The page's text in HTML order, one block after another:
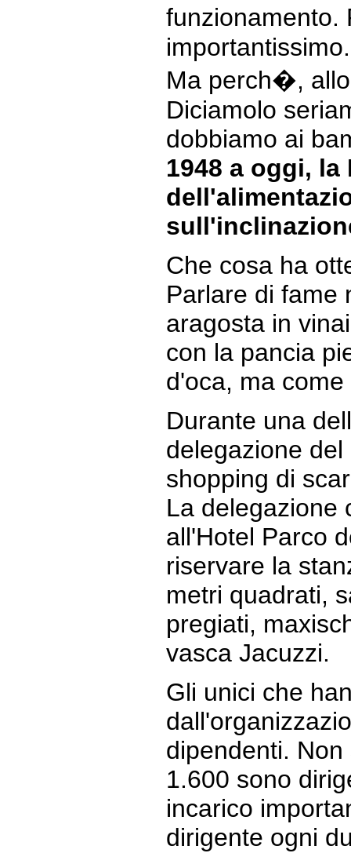
importantissimo.
Ma perch�,
Diciamolo
dobbiamo ai
1948 a oggi,
Che cosa ha
Parlare di fame
aragosta in
con la pancia
d'oca, ma come
Durante una
delegazione
shopping di
La delegazione
all'Hotel Parco
riservare la
metri quadrati,
pregiati,
vasca Jacuzzi.
Gli unici che
dipendenti.
1.600 sono
incarico
dirigente ogni